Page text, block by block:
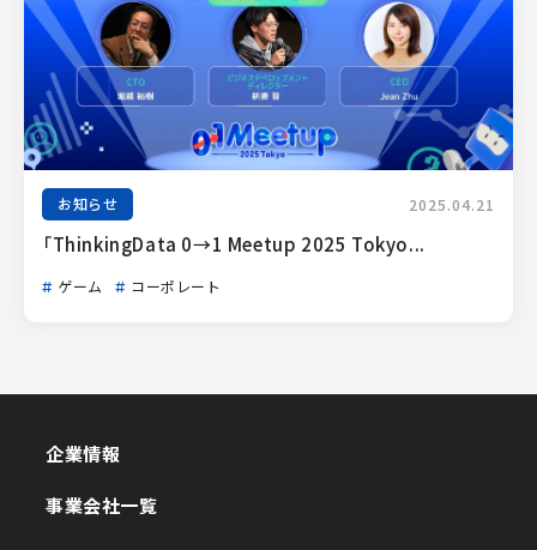
お知らせ 2025.04.21
「ThinkingData 0→1 Meetup 2025 Tokyo...
ゲーム コーポレート
企業情報
事業会社一覧